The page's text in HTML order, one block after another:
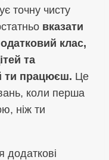
точну чисту
вказати
клас,
та
ти працюєш. Це
коли перша
ніж ти
додаткові